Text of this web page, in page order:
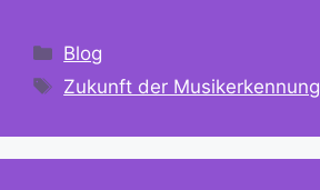
Kategorien
Blog
Schlagwörter
Zukunft der Musikerkennung